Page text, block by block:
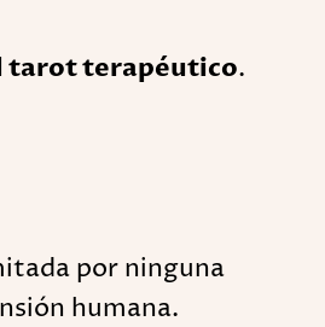
tarot terapéutico.
por ninguna
humana.